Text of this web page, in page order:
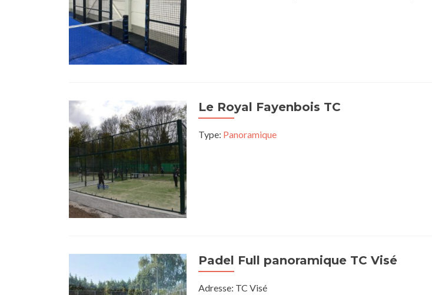
Le Royal Fayenbois TC
Type: Panoramique
Padel Full panoramique TC Visé
Adresse: TC Visé